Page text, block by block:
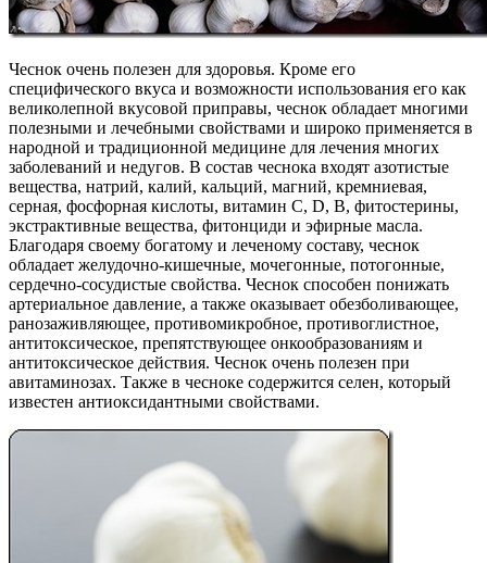
Чеснок очень полезен для здоровья. Кроме его
специфического вкуса и возможности использования его как
великолепной вкусовой приправы, чеснок обладает многими
полезными и лечебными свойствами и широко применяется в
народной и традиционной медицине для лечения многих
заболеваний и недугов. В состав чеснока входят азотистые
вещества, натрий, калий, кальций, магний, кремниевая,
серная, фосфорная кислоты, витамин С, D, В, фитостерины,
экстрактивные вещества, фитонциди и эфирные масла.
Благодаря своему богатому и леченому составу, чеснок
обладает желудочно-кишечные, мочегонные, потогонные,
сердечно-сосудистые свойства. Чеснок способен понижать
артериальное давление, а также оказывает обезболивающее,
ранозаживляющее, противомикробное, противоглистное,
антитоксическое, препятствующее онкообразованиям и
антитоксическое действия. Чеснок очень полезен при
авитаминозах. Также в чесноке содержится селен, который
известен антиоксидантными свойствами.